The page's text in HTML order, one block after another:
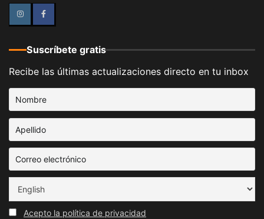
InstagramFacebook
Suscríbete gratis
Recibe las últimas actualizaciones directo en tu inbox
Acepto la política de privacidad